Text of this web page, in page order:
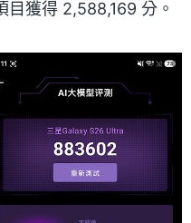
獲得 2,588,169 分。